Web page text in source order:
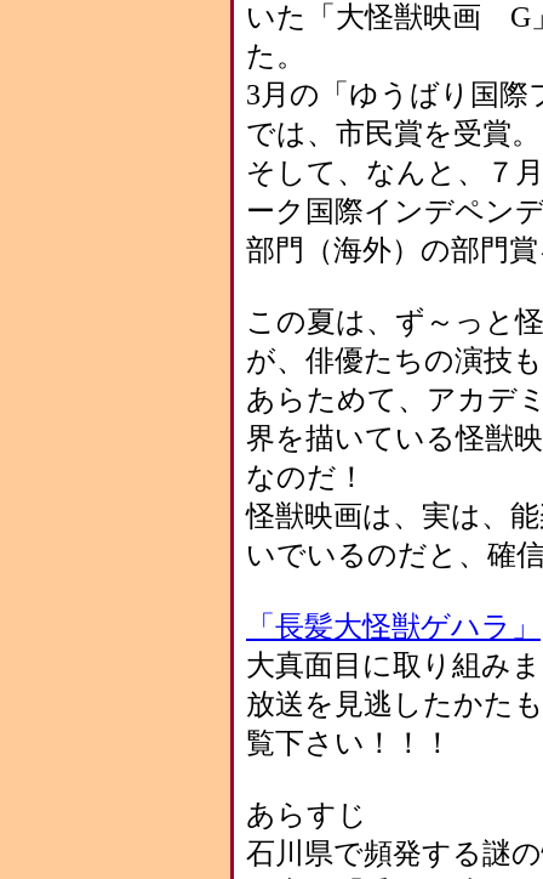
いた「大怪獣映画 G
た。
3月の「ゆうばり国
では、市民賞を受賞。
そして、なんと、７
ーク国際インデペン
部門（海外）の部門
この夏は、ず～っと
が、俳優たちの演技
あらためて、アカデ
界を描いている怪獣
なのだ！
怪獣映画は、実は、
いでいるのだと、確
「長髪大怪獣ゲハラ」
大真面目に取り組み
放送を見逃したかた
覧下さい！！！
あらすじ
石川県で頻発する謎